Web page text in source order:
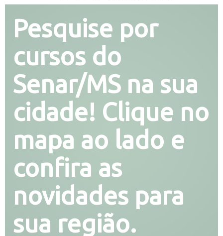
Pesquise por
cursos do
Senar/MS na sua
cidade! Clique no
mapa ao lado e
confira as
novidades para
sua região.